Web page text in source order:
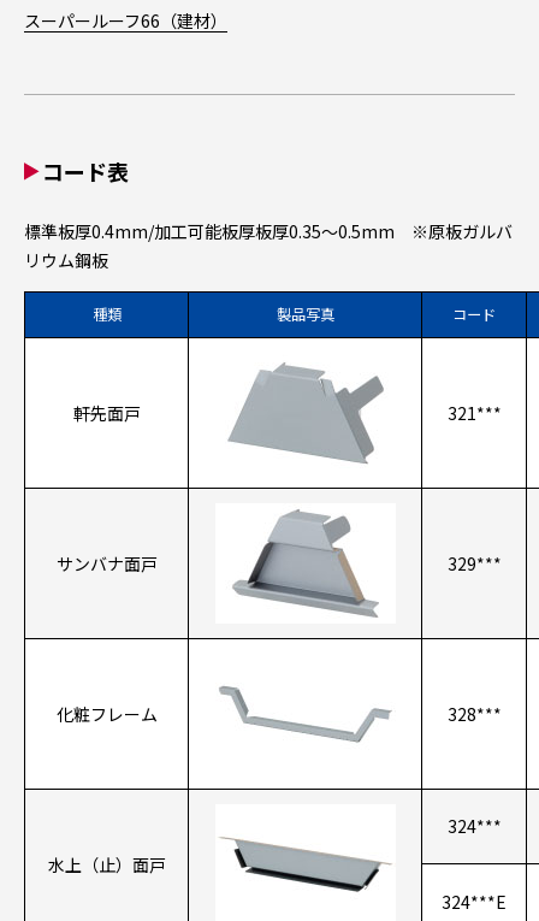
スーパールーフ66（建材）
コード表
標準板厚0.4mm/加工可能板厚板厚0.35～0.5mm ※原板ガルバ
リウム鋼板
種類 製品写真 コード
軒先面戸 321***
サンバナ面戸 329***
化粧フレーム 328***
水上（止）面戸
324***
324***E